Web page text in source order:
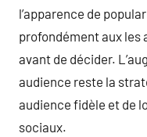
l’apparence de
profondément aux les
avant de décider.
audience reste la
audience fidèle et de
sociaux.